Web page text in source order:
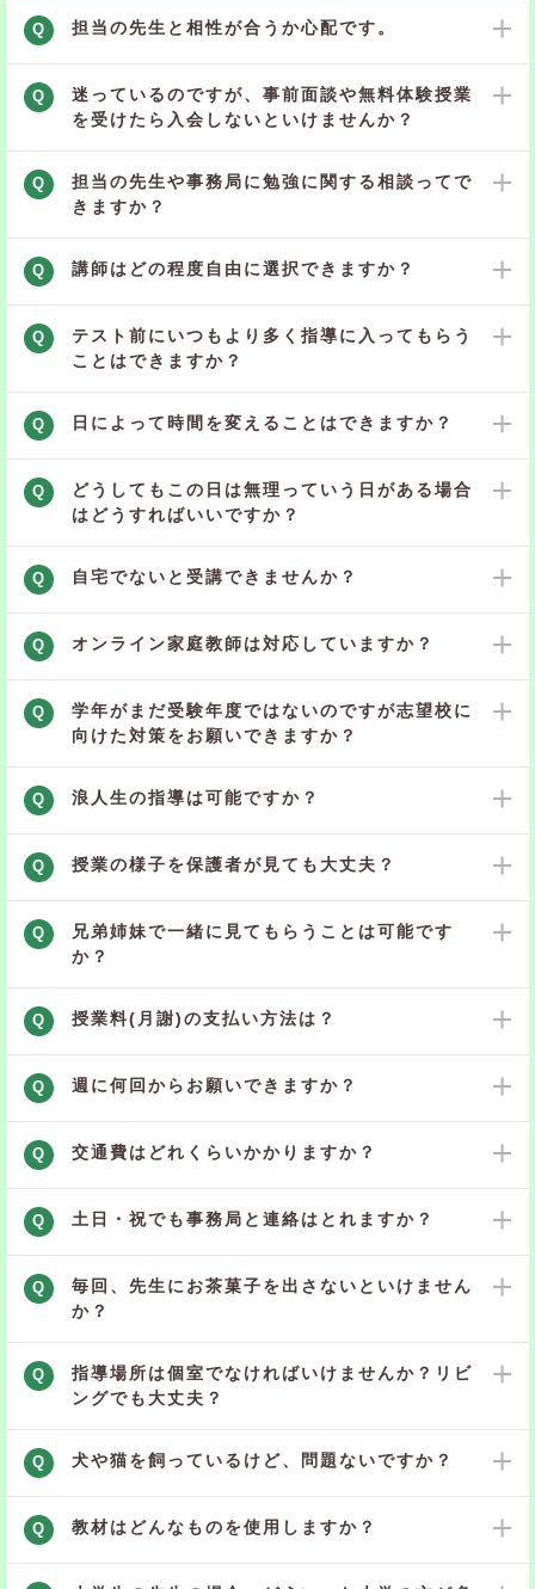
Q 担当の先生と相性が合うか心配です。
Q
迷っているのですが、事前面談や無料体験授業
を受けたら入会しないといけませんか？
Q
担当の先生や事務局に勉強に関する相談ってで
きますか？
Q 講師はどの程度自由に選択できますか？
Q
テスト前にいつもより多く指導に入ってもらう
ことはできますか？
Q 日によって時間を変えることはできますか？
Q
どうしてもこの日は無理っていう日がある場合
はどうすればいいですか？
Q 自宅でないと受講できませんか？
Q オンライン家庭教師は対応していますか？
Q
学年がまだ受験年度ではないのですが志望校に
向けた対策をお願いできますか？
Q 浪人生の指導は可能ですか？
Q 授業の様子を保護者が見ても大丈夫？
Q
兄弟姉妹で一緒に見てもらうことは可能です
か？
Q 授業料(月謝)の支払い方法は？
Q 週に何回からお願いできますか？
Q 交通費はどれくらいかかりますか？
Q 土日・祝でも事務局と連絡はとれますか？
Q
毎回、先生にお茶菓子を出さないといけません
か？
Q
指導場所は個室でなければいけませんか？リビ
ングでも大丈夫？
Q 犬や猫を飼っているけど、問題ないですか？
Q 教材はどんなものを使用しますか？